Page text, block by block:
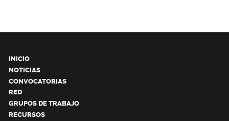
INICIO
NOTICIAS
CONVOCATORIAS
RED
GRUPOS DE TRABAJO
RECURSOS